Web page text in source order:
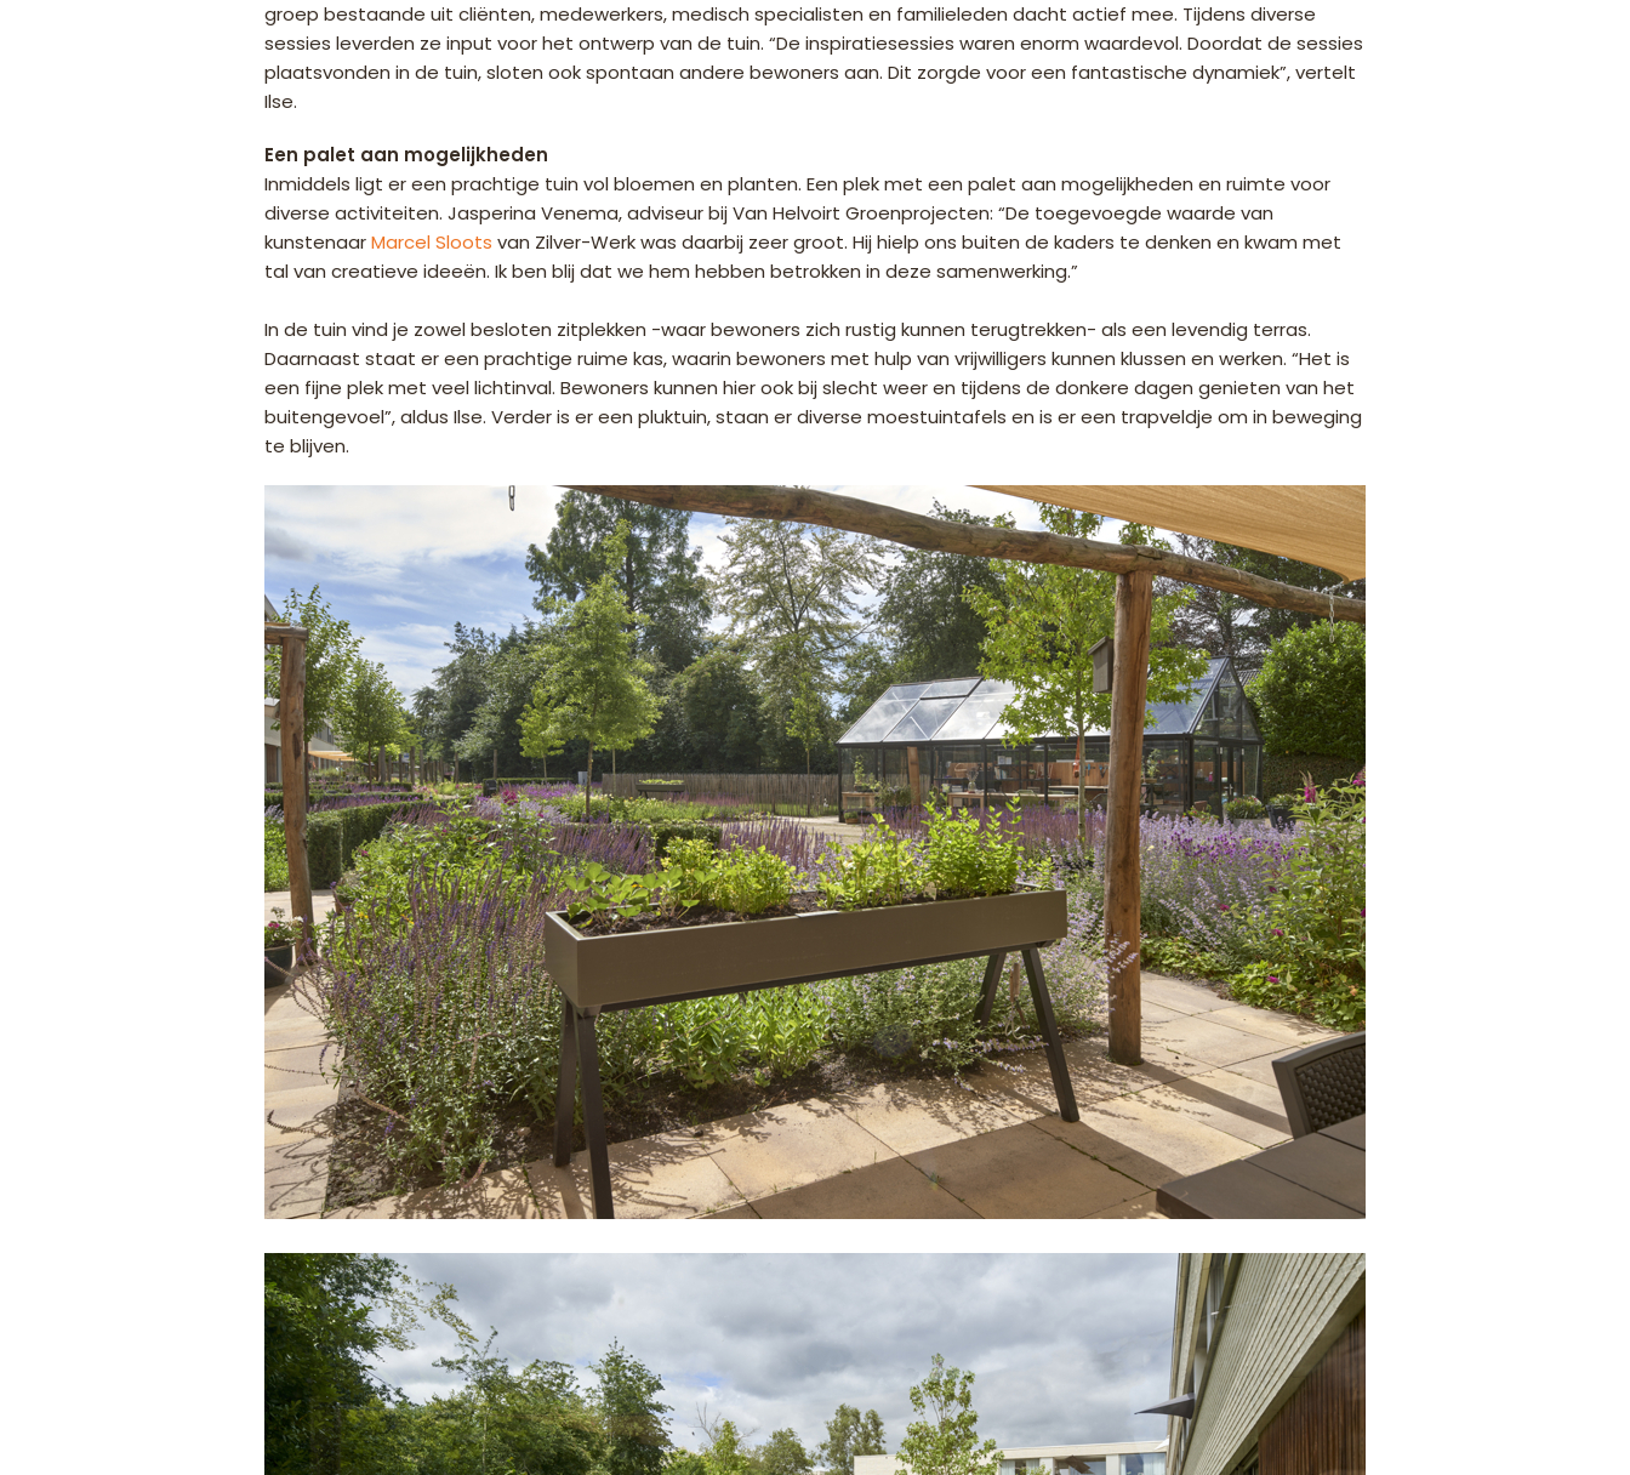
groep bestaande uit cliënten, medewerkers, medisch specialisten en familieleden dacht actief mee. Tijdens diverse
sessies leverden ze input voor het ontwerp van de tuin. “De inspiratiesessies waren enorm waardevol. Doordat de sessies
plaatsvonden in de tuin, sloten ook spontaan andere bewoners aan. Dit zorgde voor een fantastische dynamiek”, vertelt
Ilse.
Een palet aan mogelijkheden
Inmiddels ligt er een prachtige tuin vol bloemen en planten. Een plek met een palet aan mogelijkheden en ruimte voor
diverse activiteiten. Jasperina Venema, adviseur bij Van Helvoirt Groenprojecten: “De toegevoegde waarde van
kunstenaarMarcel Sloots van Zilver-Werk was daarbij zeer groot. Hij hielp ons buiten de kaders te denken en kwam met
tal van creatieve ideeën. Ik ben blij dat we hem hebben betrokken in deze samenwerking.”
In de tuin vind je zowel besloten zitplekken -waar bewoners zich rustig kunnen terugtrekken- als een levendig terras.
Daarnaast staat er een prachtige ruime kas, waarin bewoners met hulp van vrijwilligers kunnen klussen en werken. “Het is
een fijne plek met veel lichtinval. Bewoners kunnen hier ook bij slecht weer en tijdens de donkere dagen genieten van het
buitengevoel”, aldus Ilse. Verder is er een pluktuin, staan er diverse moestuintafels en is er een trapveldje om in beweging
te blijven.